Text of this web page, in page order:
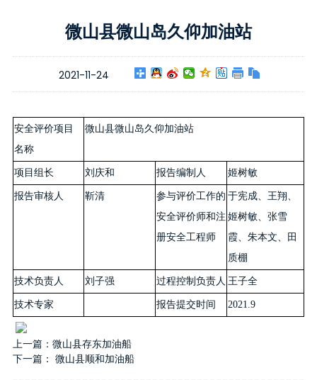
微山县微山岛久仰加油站
2021-11-24
安全评价项目
名称
微山县微山岛久仰加油站
项目组长 刘庆和 报告编制人 姬树敏
报告审核人 靳清
参与评价工作的
安全评价师和注
册安全工程师
于宪成、王翔、
姬树敏、张雪
霞、朱本文、田
质棚
技术负责人 刘子强 过程控制负责人 王子全
技术专家 报告提交时间 2021.9
上一篇： 微山县存东加油船
下一篇： 微山县顺和加油船